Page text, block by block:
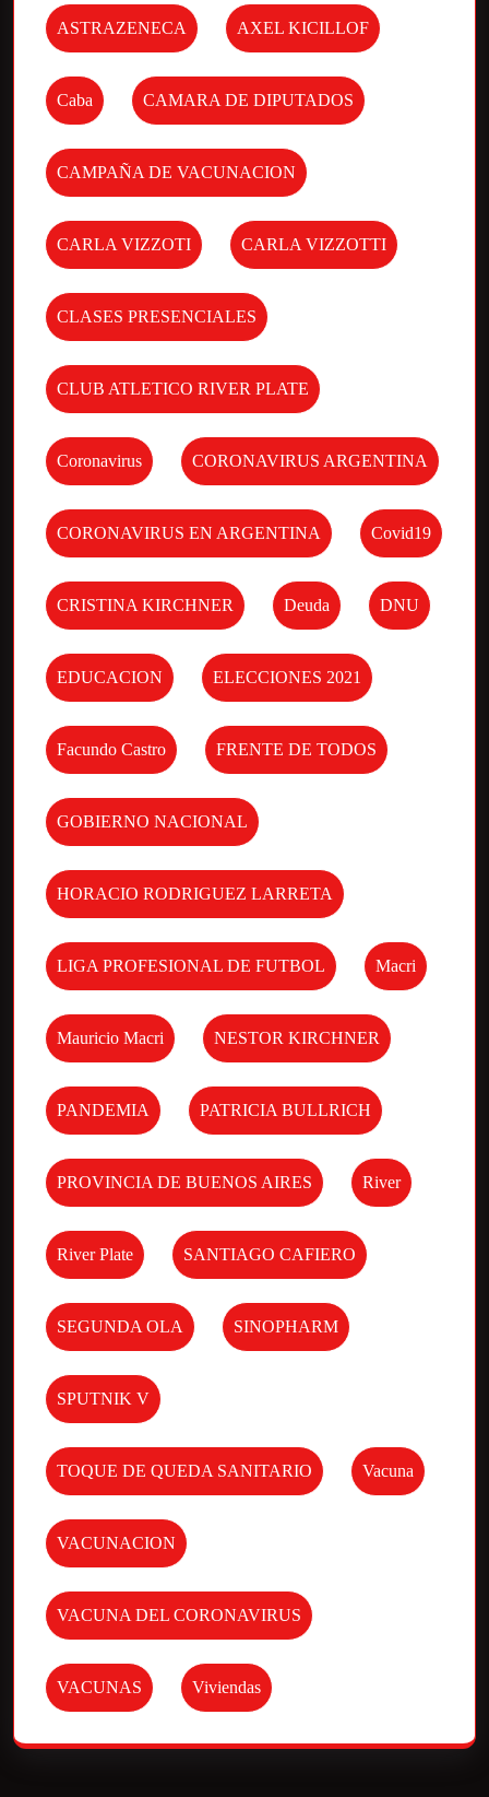
ASTRAZENECA AXEL KICILLOF
Caba CAMARA DE DIPUTADOS
CAMPAÑA DE VACUNACION
CARLA VIZZOTI CARLA VIZZOTTI
CLASES PRESENCIALES
CLUB ATLETICO RIVER PLATE
Coronavirus CORONAVIRUS ARGENTINA
CORONAVIRUS EN ARGENTINA Covid19
CRISTINA KIRCHNER Deuda DNU
EDUCACION ELECCIONES 2021
Facundo Castro FRENTE DE TODOS
GOBIERNO NACIONAL
HORACIO RODRIGUEZ LARRETA
LIGA PROFESIONAL DE FUTBOL Macri
Mauricio Macri NESTOR KIRCHNER
PANDEMIA PATRICIA BULLRICH
PROVINCIA DE BUENOS AIRES River
River Plate SANTIAGO CAFIERO
SEGUNDA OLA SINOPHARM
SPUTNIK V
TOQUE DE QUEDA SANITARIO Vacuna
VACUNACION
VACUNA DEL CORONAVIRUS
VACUNAS Viviendas